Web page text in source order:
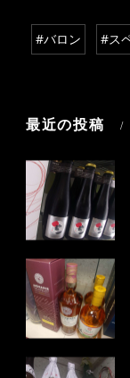
#バロン #ス
最近の投稿